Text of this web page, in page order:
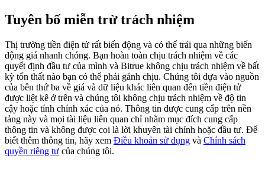
Exclusive for BitMart Users
Register & Trade to Win 500,000 USDT
Precious Metals Trading Carnival
Trade Gold & Silver · 33,333 USDT Bonus
Tuyên bố miễn trừ trách nhiệm
Thị trường tiền điện tử rất biến động và có thể trải qua những biến
động giá nhanh chóng. Bạn hoàn toàn chịu trách nhiệm về các
quyết định đầu tư của mình và Bitrue không chịu trách nhiệm về bất
kỳ tổn thất nào bạn có thể phải gánh chịu. Chúng tôi dựa vào nguồn
của bên thứ ba về giá và dữ liệu khác liên quan đến tiền điện tử
được liệt kê ở trên và chúng tôi không chịu trách nhiệm về độ tin
cậy hoặc tính chính xác của nó. Thông tin được cung cấp trên nền
tảng này và mọi tài liệu liên quan chỉ nhằm mục đích cung cấp
thông tin và không được coi là lời khuyên tài chính hoặc đầu tư. Để
biết thêm thông tin, hãy xem Điều khoản sử dụng và Chính sách
quyền riêng tư của chúng tôi.